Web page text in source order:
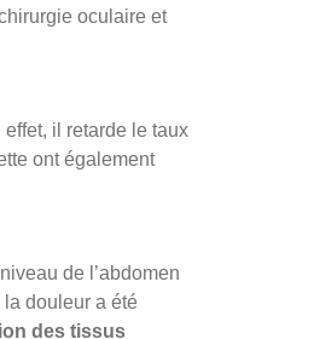
oculaire et
il retarde le taux
ont également
de l’abdomen
douleur a été
des tissus